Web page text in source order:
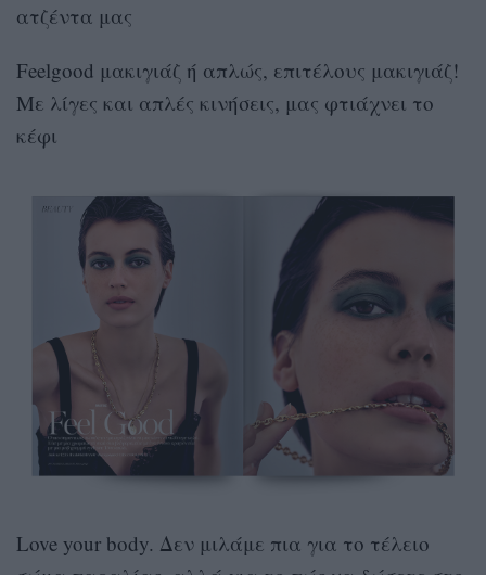
ατζέντα μας
Feelgood μακιγιάζ ή απλώς, επιτέλους μακιγιάζ!
Με λίγες και απλές κινήσεις, μας φτιάχνει το
κέφι
Love your body. Δεν μιλάμε πια για το τέλειο